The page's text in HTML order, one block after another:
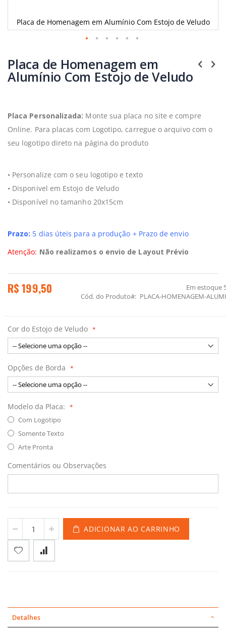
Placa de Homenagem em Alumínio Com Estojo de Veludo
para
o
início
imagens
Placa de Homenagem em
Alumínio Com Estojo de Veludo
Placa Personalizada: Monte sua placa no site e compre
Online. Para placas com Logotipo, carregue o arquivo com o
seu logotipo direto na página do produto
• Personalize com o seu logotipo e texto
• Disponivel em Estojo de Veludo
• Disponível no tamanho 20x15cm
Prazo: 5 dias úteis para a produção + Prazo de envio
Atenção: Não realizamos o envio de Layout Prévio
R$ 199,50 Em estoque
Cód. do Produto
PLACA-HOMENAGEM-
Cor do Estojo de Veludo
Opções de Borda
Modelo da Placa:
Com Logotipo
Somente Texto
Arte Pronta
Comentários ou Observações
ADICIONAR AO CARRINHO
Detalhes